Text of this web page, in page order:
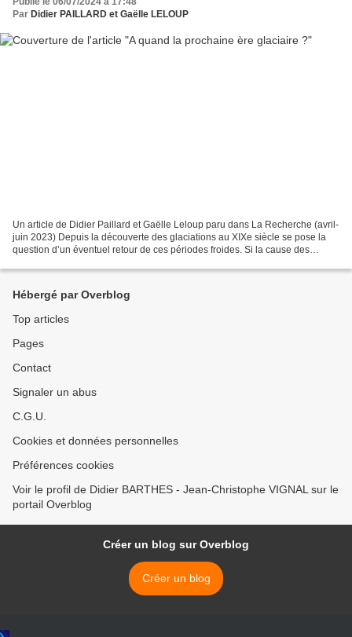
Par Didier PAILLARD et Gaëlle LELOUP
Un article de Didier Paillard et Gaëlle Leloup paru dans La Recherche (avril-
juin 2023) Depuis la découverte des glaciations au XIXe siècle se pose la
question d’un éventuel retour de ces périodes froides. Si la cause des
Hébergé par Overblog
Top articles
Pages
Contact
Signaler un abus
C.G.U.
Cookies et données personnelles
Préférences cookies
Voir le profil de Didier BARTHES - Jean-Christophe VIGNAL sur le
portail Overblog
Créer un blog sur Overblog
Créer un blog